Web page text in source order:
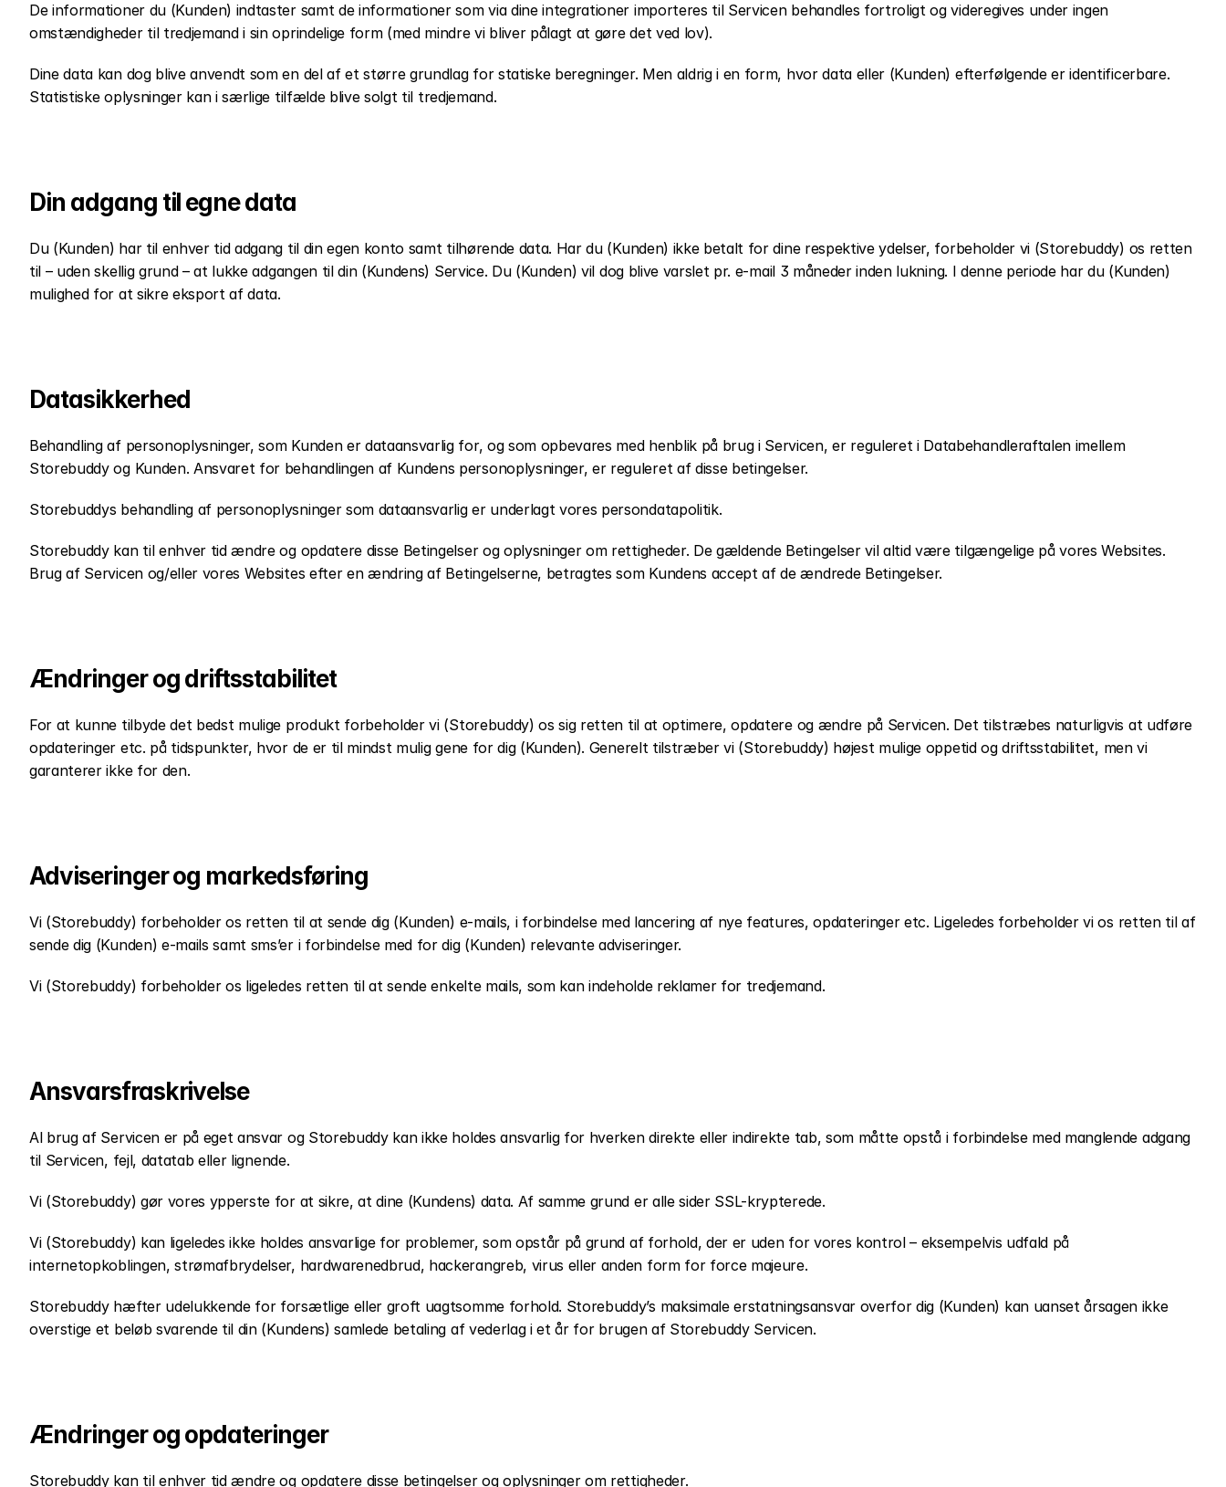
De informationer du (Kunden) indtaster samt de informationer som via dine integrationer importeres til Servicen behandles fortroligt og videregives under ingen
omstændigheder til tredjemand i sin oprindelige form (med mindre vi bliver pålagt at gøre det ved lov).
Dine data kan dog blive anvendt som en del af et større grundlag for statiske beregninger. Men aldrig i en form, hvor data eller (Kunden) efterfølgende er identificerbare.
Statistiske oplysninger kan i særlige tilfælde blive solgt til tredjemand.
Din adgang til egne data
Du (Kunden) har til enhver tid adgang til din egen konto samt tilhørende data. Har du (Kunden) ikke betalt for dine respektive ydelser, forbeholder vi (Storebuddy) os retten
til – uden skellig grund – at lukke adgangen til din (Kundens) Service. Du (Kunden) vil dog blive varslet pr. e-mail 3 måneder inden lukning. I denne periode har du (Kunden)
mulighed for at sikre eksport af data.
Datasikkerhed
Behandling af personoplysninger, som Kunden er dataansvarlig for, og som opbevares med henblik på brug i Servicen, er reguleret i Databehandleraftalen imellem
Storebuddy og Kunden. Ansvaret for behandlingen af Kundens personoplysninger, er reguleret af disse betingelser.
Storebuddys behandling af personoplysninger som dataansvarlig er underlagt vores persondatapolitik.
Storebuddy kan til enhver tid ændre og opdatere disse Betingelser og oplysninger om rettigheder. De gældende Betingelser vil altid være tilgængelige på vores Websites.
Brug af Servicen og/eller vores Websites efter en ændring af Betingelserne, betragtes som Kundens accept af de ændrede Betingelser.
Ændringer og driftsstabilitet
For at kunne tilbyde det bedst mulige produkt forbeholder vi (Storebuddy) os sig retten til at optimere, opdatere og ændre på Servicen. Det tilstræbes naturligvis at udføre
opdateringer etc. på tidspunkter, hvor de er til mindst mulig gene for dig (Kunden). Generelt tilstræber vi (Storebuddy) højest mulige oppetid og driftsstabilitet, men vi
garanterer ikke for den.
Adviseringer og markedsføring
Vi (Storebuddy) forbeholder os retten til at sende dig (Kunden) e-mails, i forbindelse med lancering af nye features, opdateringer etc. Ligeledes forbeholder vi os retten til af
sende dig (Kunden) e-mails samt sms’er i forbindelse med for dig (Kunden) relevante adviseringer.
Vi (Storebuddy) forbeholder os ligeledes retten til at sende enkelte mails, som kan indeholde reklamer for tredjemand.
Ansvarsfraskrivelse
Al brug af Servicen er på eget ansvar og Storebuddy kan ikke holdes ansvarlig for hverken direkte eller indirekte tab, som måtte opstå i forbindelse med manglende adgang
til Servicen, fejl, datatab eller lignende.
Vi (Storebuddy) gør vores ypperste for at sikre, at dine (Kundens) data. Af samme grund er alle sider SSL-krypterede.
Vi (Storebuddy) kan ligeledes ikke holdes ansvarlige for problemer, som opstår på grund af forhold, der er uden for vores kontrol – eksempelvis udfald på
internetopkoblingen, strømafbrydelser, hardwarenedbrud, hackerangreb, virus eller anden form for force majeure.
Storebuddy hæfter udelukkende for forsætlige eller groft uagtsomme forhold. Storebuddy’s maksimale erstatningsansvar overfor dig (Kunden) kan uanset årsagen ikke
overstige et beløb svarende til din (Kundens) samlede betaling af vederlag i et år for brugen af Storebuddy Servicen.
Ændringer og opdateringer
Storebuddy kan til enhver tid ændre og opdatere disse betingelser og oplysninger om rettigheder.